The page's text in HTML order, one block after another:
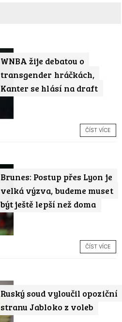
WNBA žije debatou o
transgender hráčkách,
Kanter se hlásí na draft
ČÍST VÍCE
Brunes: Postup přes Lyon je
velká výzva, budeme muset
být ještě lepší než doma
ČÍST VÍCE
Ruský soud vyloučil opoziční
stranu Jabloko z voleb